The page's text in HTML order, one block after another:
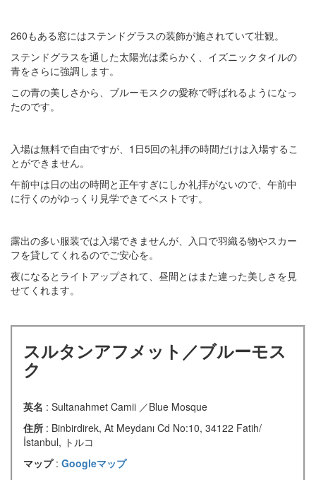
260もある窓にはステンドグラスの装飾が施されていて壮観。
ステンドグラスを通した太陽光は柔らかく、イズニックタイルの
青をさらに強調します。
この青の美しさから、ブルーモスクの愛称で呼ばれるようになっ
たのです。
入場は無料で自由ですが、1日5回の礼拝の時間だけは入場するこ
とができません。
午前中は日の出の時間と正午すぎにしか礼拝がないので、午前中
に行くのがゆっくり見学できてベストです。
露出の多い服装では入場できませんが、入口で羽織る物やスカー
フを貸してくれるのでご安心を。
夜になるとライトアップされて、昼間とはまた違った美しさを見
せてくれます。
スルタンアフメット／ブルーモス
ク
英名 : Sultanahmet Camii ／Blue Mosque
住所 : Binbirdirek, At Meydanı Cd No:10, 34122 Fatih/
İstanbul, トルコ
マップ : Googleマップ